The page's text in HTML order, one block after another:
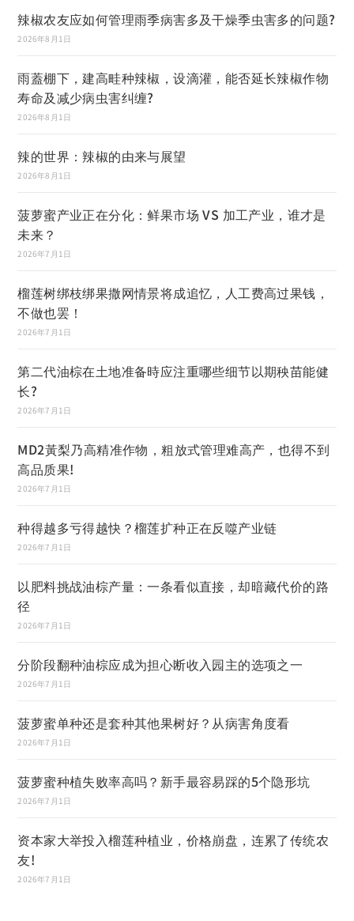
辣椒农友应如何管理雨季病害多及干燥季虫害多的问题?
2026年8月1日
雨蓋棚下，建高畦种辣椒，设滴灌，能否延长辣椒作物
寿命及减少病虫害纠缠?
2026年8月1日
辣的世界：辣椒的由来与展望
2026年8月1日
菠萝蜜产业正在分化：鲜果市场 VS 加工产业，谁才是
未来？
2026年7月1日
榴莲树绑枝绑果撒网情景将成追忆，人工费高过果钱，
不做也罢！
2026年7月1日
第二代油棕在土地准备時应注重哪些细节以期秧苗能健
长?
2026年7月1日
MD2黃梨乃高精准作物，粗放式管理难高产，也得不到
高品质果!
2026年7月1日
种得越多亏得越快？榴莲扩种正在反噬产业链
2026年7月1日
以肥料挑战油棕产量：一条看似直接，却暗藏代价的路
径
2026年7月1日
分阶段翻种油棕应成为担心断收入园主的选项之一
2026年7月1日
菠萝蜜单种还是套种其他果树好？从病害角度看
2026年7月1日
菠萝蜜种植失败率高吗？新手最容易踩的5个隐形坑
2026年7月1日
资本家大举投入榴莲种植业，价格崩盘，连累了传统农
友!
2026年7月1日